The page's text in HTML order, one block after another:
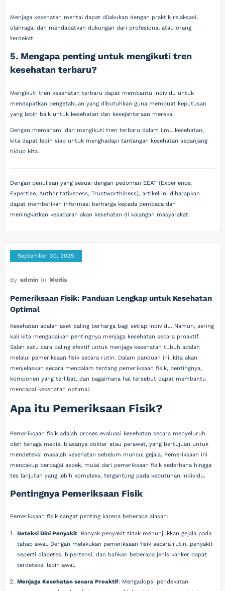
Menjaga kesehatan mental dapat dilakukan dengan praktik relaksasi,
olahraga, dan mendapatkan dukungan dari profesional atau orang
terdekat.
5. Mengapa penting untuk mengikuti tren
kesehatan terbaru?
Mengikuti tren kesehatan terbaru dapat membantu individu untuk
mendapatkan pengetahuan yang dibutuhkan guna membuat keputusan
yang lebih baik untuk kesehatan dan kesejahteraan mereka.
Dengan memahami dan mengikuti tren terbaru dalam ilmu kesehatan,
kita dapat lebih siap untuk menghadapi tantangan kesehatan sepanjang
hidup kita.
Dengan penulisan yang sesuai dengan pedoman EEAT (Experience,
Expertise, Authoritativeness, Trustworthiness), artikel ini diharapkan
dapat memberikan informasi berharga kepada pembaca dan
meningkatkan kesadaran akan kesehatan di kalangan masyarakat.
September 30, 2025
By admin In Medis
Pemeriksaan Fisik: Panduan Lengkap untuk Kesehatan
Optimal
Kesehatan adalah aset paling berharga bagi setiap individu. Namun, sering
kali kita mengabaikan pentingnya menjaga kesehatan secara proaktif.
Salah satu cara paling efektif untuk menjaga kesehatan tubuh adalah
melalui pemeriksaan fisik secara rutin. Dalam panduan ini, kita akan
menjelaskan secara mendalam tentang pemeriksaan fisik, pentingnya,
komponen yang terlibat, dan bagaimana hal tersebut dapat membantu
mencapai kesehatan optimal.
Apa itu Pemeriksaan Fisik?
Pemeriksaan fisik adalah proses evaluasi kesehatan secara menyeluruh
oleh tenaga medis, biasanya dokter atau perawat, yang bertujuan untuk
mendeteksi masalah kesehatan sebelum muncul gejala. Pemeriksaan ini
mencakup berbagai aspek, mulai dari pemeriksaan fisik sederhana hingga
tes lanjutan yang lebih kompleks, tergantung pada kebutuhan individu.
Pentingnya Pemeriksaan Fisik
Pemeriksaan fisik sangat penting karena beberapa alasan:
Deteksi Dini Penyakit: Banyak penyakit tidak menunjukkan gejala pada
tahap awal. Dengan melakukan pemeriksaan fisik secara rutin, penyakit
seperti diabetes, hipertensi, dan bahkan beberapa jenis kanker dapat
terdeteksi lebih awal.
Menjaga Kesehatan secara Proaktif: Mengadopsi pendekatan